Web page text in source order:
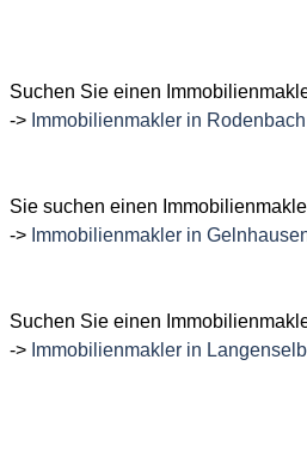
Suchen Sie einen
-> Immobilienmakler in Rodenbach
Sie suchen einen
-> Immobilienmakler in
Suchen Sie einen
-> Immobilienmakler in